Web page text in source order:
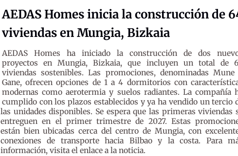
AEDAS Homes inicia la construcción de
viviendas en Mungia, Bizkaia
AEDAS Homes ha iniciado la construcción de dos
proyectos en Mungia, Bizkaia, que incluyen un total de
viviendas sostenibles. Las promociones, denominadas
Gane, ofrecen opciones de 1 a 4 dormitorios con
modernas como aerotermia y suelos radiantes. La compañía
cumplido con los plazos establecidos y ya ha vendido un tercio
las unidades disponibles. Se espera que las primeras viviendas
entreguen en el primer trimestre de 2027. Estas
están bien ubicadas cerca del centro de Mungia, con
conexiones de transporte hacia Bilbao y la costa. Para
información, visita el enlace a la noticia.